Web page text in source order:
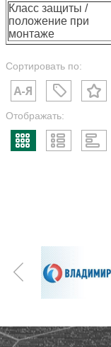
Класс защиты /
положение при
монтаже
Сортировать по:
Отображать: